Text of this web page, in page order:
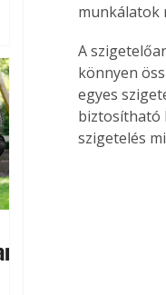
munkálatok
A
könnyen
egyes
biztosítható
szigetelés